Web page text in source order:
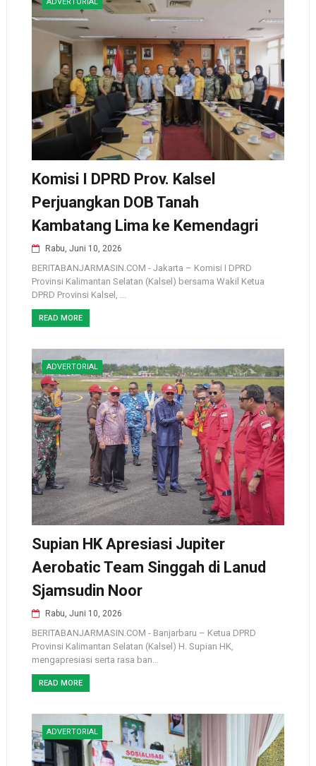
ADVERTORIAL
Komisi I DPRD Prov. Kalsel
Perjuangkan DOB Tanah
Kambatang Lima ke Kemendagri
Rabu, Juni 10, 2026
BERITABANJARMASIN.COM - Jakarta – Komisi I DPRD
Provinsi Kalimantan Selatan (Kalsel) bersama Wakil Ketua
DPRD Provinsi Kalsel, ...
READ MORE
ADVERTORIAL
Supian HK Apresiasi Jupiter
Aerobatic Team Singgah di Lanud
Sjamsudin Noor
Rabu, Juni 10, 2026
BERITABANJARMASIN.COM - Banjarbaru – Ketua DPRD
Provinsi Kalimantan Selatan (Kalsel) H. Supian HK,
mengapresiasi serta rasa ban...
READ MORE
ADVERTORIAL